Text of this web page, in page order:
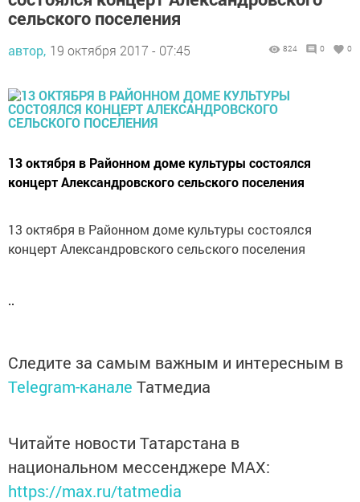
сельского поселения
автор, 19 октября 2017 - 07:45 824 0 0
13 октября в Районном доме культуры состоялся
концерт Александровского сельского поселения
13 октября в Районном доме культуры состоялся
концерт Александровского сельского поселения
Следите за самым важным и интересным в
Telegram-канале Татмедиа
Читайте новости Татарстана в
национальном мессенджере MАХ:
https://max.ru/tatmedia